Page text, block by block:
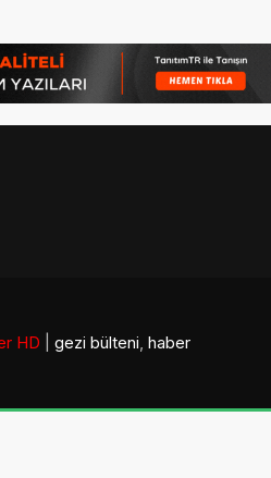
HD gezi bülteni, haber